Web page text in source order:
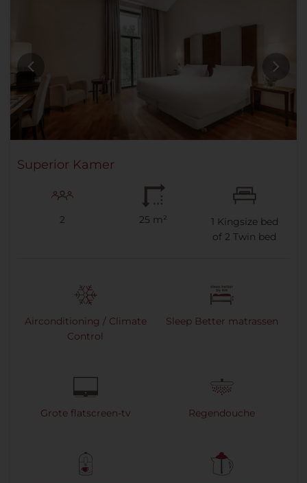
Superior Kamer
2 25 m² 1 Kingsize bed
of 2 Twin bed
Airconditioning / Climate
Control
Sleep Better matrassen
Grote flatscreen-tv Regendouche